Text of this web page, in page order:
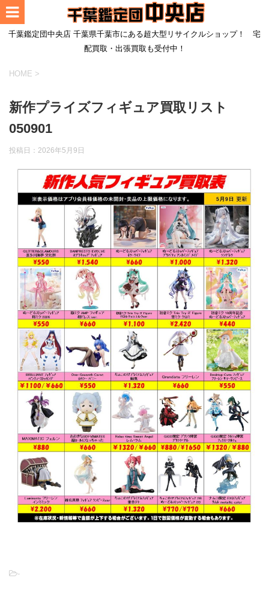
千葉鑑定団中央店 千葉県千葉市にある超大型リサイクルショップ！ 宅
配買取・出張買取も受付中！
HOME >
新作プライズフィギュア買取リスト
050901
投稿日： 2026年5月9日
-